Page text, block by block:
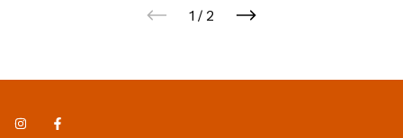
1 / 2